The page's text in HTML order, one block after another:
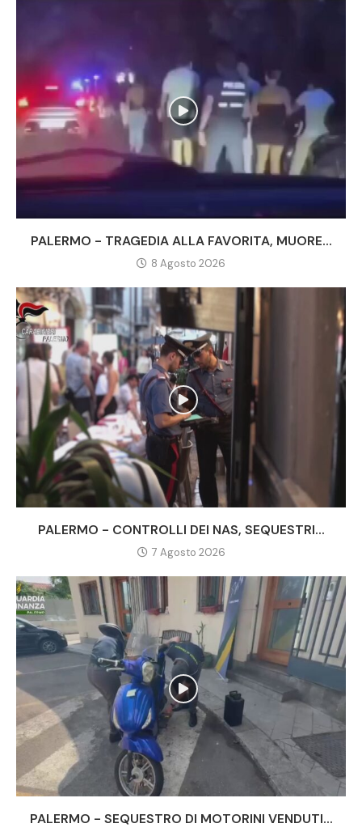
PALERMO - TRAGEDIA ALLA FAVORITA, MUORE...
8 Agosto 2026
PALERMO - CONTROLLI DEI NAS, SEQUESTRI...
7 Agosto 2026
PALERMO - SEQUESTRO DI MOTORINI VENDUTI...